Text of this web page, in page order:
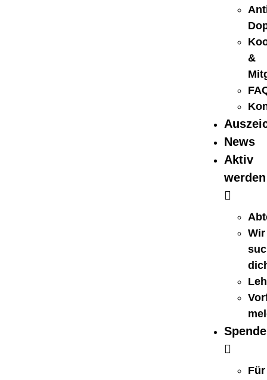
&
News
Aktiv
werden
Wir
Für